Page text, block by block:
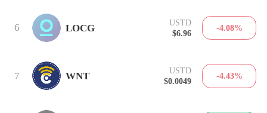
6 LOCG
USTD
$6.96
-4.08%
7 WNT
USTD
$0.0049
-4.43%